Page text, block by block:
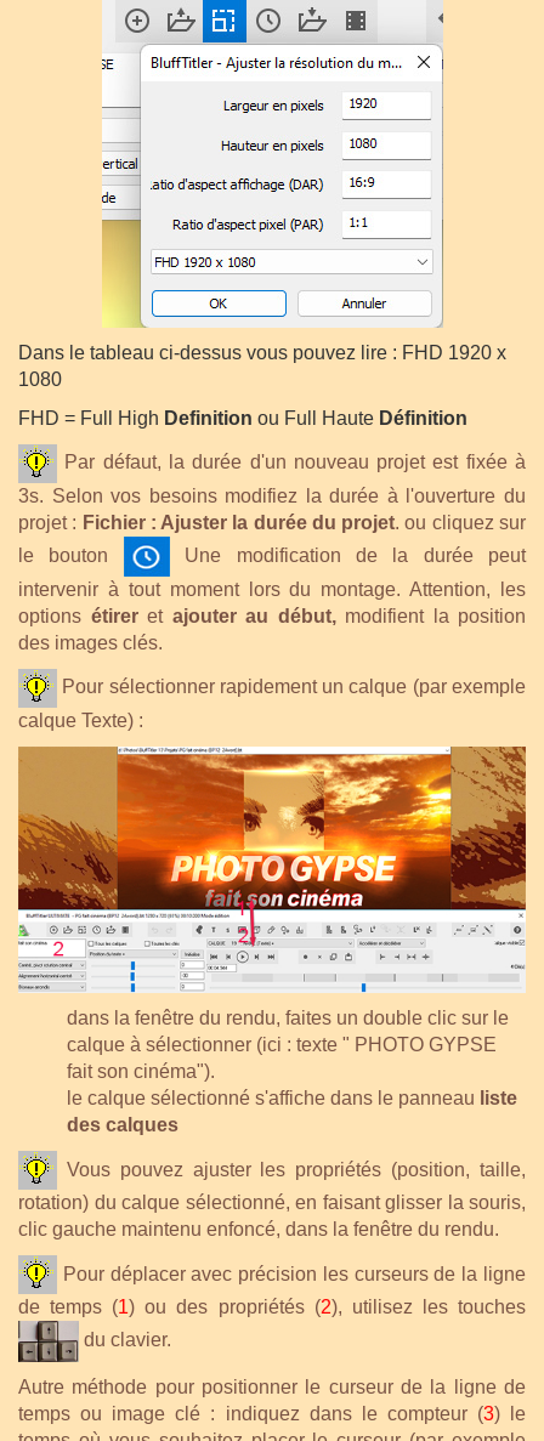
Dans le tableau ci-dessus vous pouvez lire : FHD 1920 x
1080
FHD = Full High Definition ou Full Haute Définition
Par défaut, la durée d'un nouveau projet est fixée à
3s. Selon vos besoins modifiez la durée à l'ouverture du
projet : Fichier : Ajuster la durée du projet. ou cliquez sur
le bouton
Une modification de la durée peut
intervenir à tout moment lors du montage. Attention, les
options étireret ajouter au début,modifient la position
des images clés.
Pour sélectionner rapidement un calque (par exemple
calque Texte) :
dans la fenêtre du rendu, faites un double clic sur le
calque à sélectionner (ici : texte " PHOTO GYPSE
fait son cinéma").
le calque sélectionné s'affiche dans le panneau liste
des calques
Vous pouvez ajuster les propriétés (position, taille,
rotation) du calque sélectionné, en faisant glisser la souris,
clic gauche maintenu enfoncé, dans la fenêtre du rendu.
Pour déplacer avec précision les curseurs de la ligne
de temps (1) ou des propriétés (2), utilisez les touches
du clavier.
Autre méthode pour positionner le curseur de la ligne de
temps ou image clé : indiquez dans le compteur (3) le